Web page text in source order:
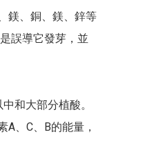
鎂、銅、鎂、鋅等
誤導它發芽，並
和大部分植酸。
、C、B的能量，